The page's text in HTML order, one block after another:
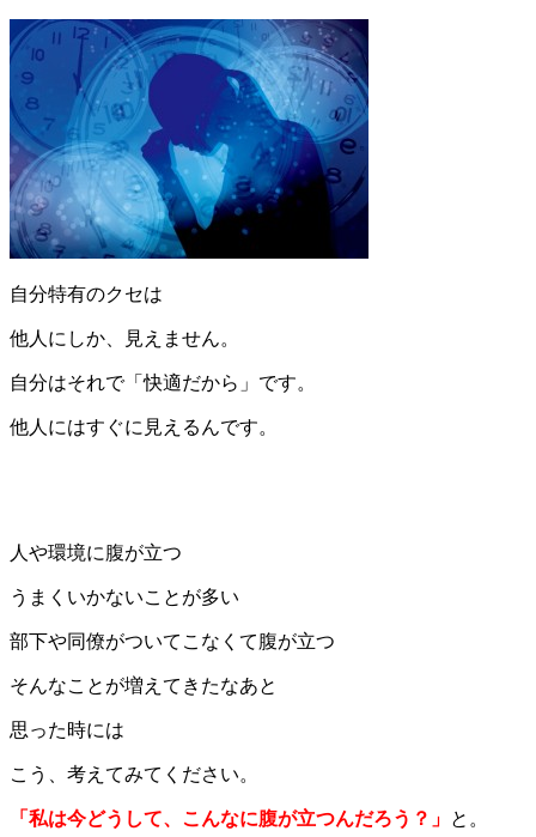
自分特有のクセは
他人にしか、見えません。
自分はそれで「快適だから」です。
他人にはすぐに見えるんです。
人や環境に腹が立つ
うまくいかないことが多い
部下や同僚がついてこなくて腹が立つ
そんなことが増えてきたなあと
思った時には
こう、考えてみてください。
「私は今どうして、こんなに腹が立つんだろう？」 と。